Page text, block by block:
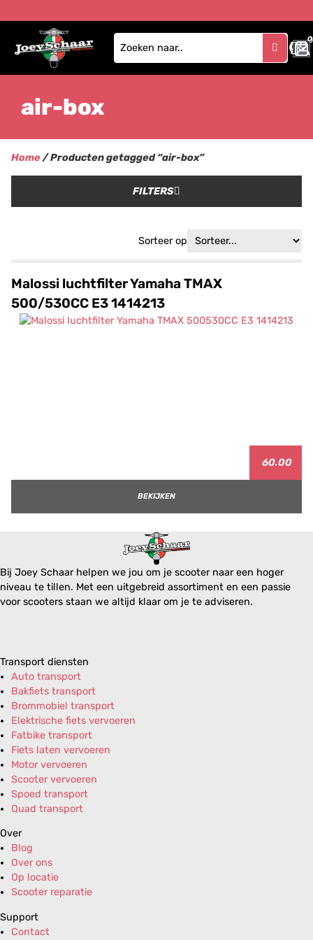
0
0
air-box
Home/ Producten getagged “air-box”
FILTERS
Sorteer op
Malossi luchtfilter Yamaha TMAX
500/530CC E3 1414213
60.00
BEKIJKEN
Bij Joey Schaar helpen we jou om je scooter naar een hoger
niveau te tillen. Met een uitgebreid assortiment en een passie
voor scooters staan we altijd klaar om je te adviseren.
Transport diensten
Auto transport
Bakfiets transport
Brommobiel transport
Elektrische fiets vervoeren
Fatbike transport
Fiets laten vervoeren
Motor vervoeren
Scooter vervoeren
Spoed transport
Quad transport
Over
Blog
Over ons
Op locatie
Scooter reparatie
Support
Contact